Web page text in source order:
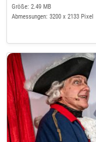
Größe: 2.49 MB
Abmessungen: 3200 x 2133 Pixel